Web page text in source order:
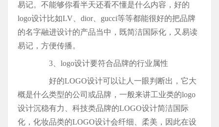
易记。不能够你看半天还看不懂是什么内容，好的
logo设计比如LV、dior、gucci等等都能很好的把品牌
的名字融进设计的产品当中，既简洁国际化，又易读
易记，方便传播。
3、logo设计要符合品牌的行业属性
好的LOGO设计可以让人一眼判断出，它大
概是什么类型的公司或品牌，一般来讲工业类的logo
设计沉稳有力、科技类品牌的LOGO设计简洁国际
化，化妆品类的LOGO设计会纤细、柔美，因此在设